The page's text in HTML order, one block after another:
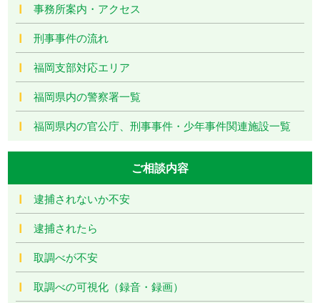
事務所案内・アクセス
刑事事件の流れ
福岡支部対応エリア
福岡県内の警察署一覧
福岡県内の官公庁、刑事事件・少年事件関連施設一覧
ご相談内容
逮捕されないか不安
逮捕されたら
取調べが不安
取調べの可視化（録音・録画）